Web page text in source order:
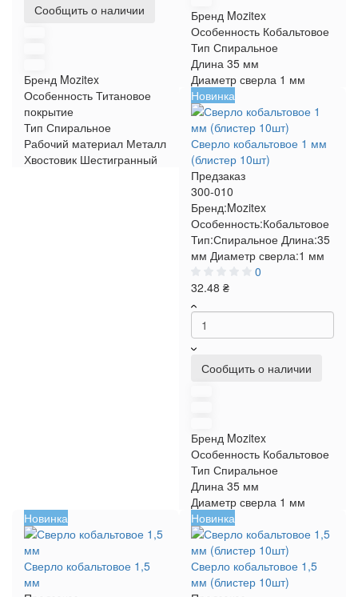
Сообщить о наличии
Бренд Mozitex
Особенность Титановое
покрытие
Тип Спиральное
Рабочий материал Металл
Хвостовик Шестигранный
Бренд Mozitex
Особенность Кобальтовое
Тип Спиральное
Длина 35 мм
Диаметр сверла 1 мм
Новинка
Сверло кобальтовое 1 мм
(блистер 10шт)
Предзаказ
300-010
Бренд:Mozitex
Особенность:Кобальтовое
Тип:Спиральное Длина:35
мм Диаметр сверла:1 мм
0
32.48 ₴
Сообщить о наличии
Бренд Mozitex
Особенность Кобальтовое
Тип Спиральное
Длина 35 мм
Диаметр сверла 1 мм
Новинка
Сверло кобальтовое 1,5
мм
Новинка
Сверло кобальтовое 1,5
мм (блистер 10шт)